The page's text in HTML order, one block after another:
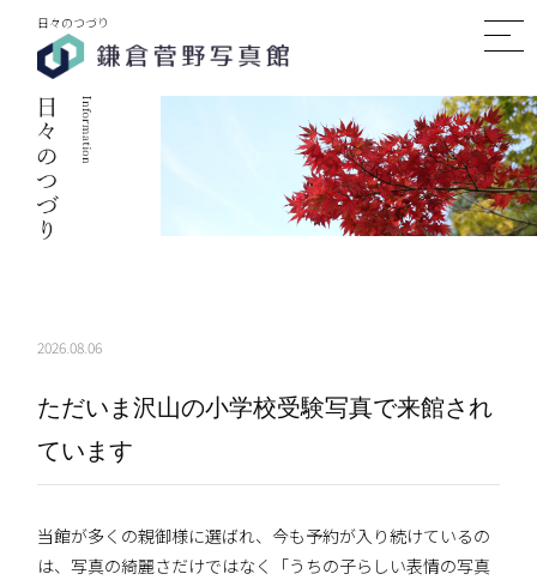
日々のつづり
2026.08.06
ただいま沢山の小学校受験写真で来館され
ています
当館が多くの親御様に選ばれ、今も予約が入り続けているの
は、写真の綺麗さだけではなく「うちの子らしい表情の写真